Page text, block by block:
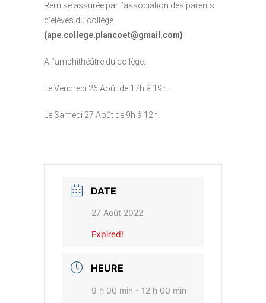
Remise assurée par l’association des parents
d’élèves du collège
(ape.college.plancoet@gmail.com)
A l’amphithéâtre du collège.
Le Vendredi 26 Août de 17h à 19h.
Le Samedi 27 Août de 9h à 12h.
DATE
27 Août 2022
Expired!
HEURE
9 h 00 min - 12 h 00 min